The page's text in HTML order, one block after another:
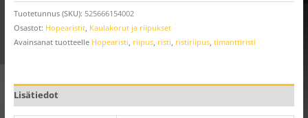
Tuotetunnus (SKU): 525666154002
Osastot: Hopearistit, Kaulakorut ja riipukset
Avainsanat tuotteelle Hopearisti riipus, risti ristiriipus, timanttiristi
Lisätiedot